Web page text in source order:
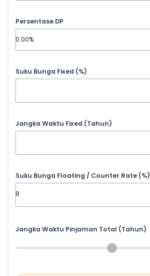
Persentase DP
Suku Bunga Fixed (%)
Jangka Waktu Fixed (Tahun)
Suku Bunga Floating / Counter Rate (%)
Jangka Waktu Pinjaman Total (Tahun)